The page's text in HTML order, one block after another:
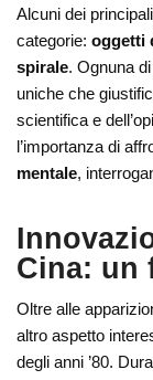
Alcuni dei
categorie:oggetti
spirale. Ognuna
uniche che
scientifica e
l’importanza di
mentale,
Cina: un
Oltre alle
altro aspetto
degli anni ’80.